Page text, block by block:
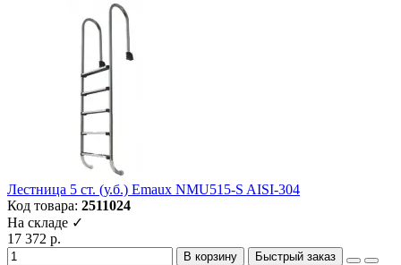
Лестница 5 ст. (у.б.) Emaux NMU515-S AISI-304
Код товара: 2511024
На складе ✓
17 372 р.
В корзину Быстрый заказ